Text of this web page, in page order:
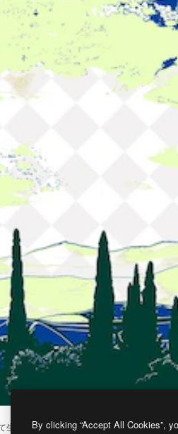
生成されたものです。 AI画像生成ツールを
By clicking “Accept All Cookies”,